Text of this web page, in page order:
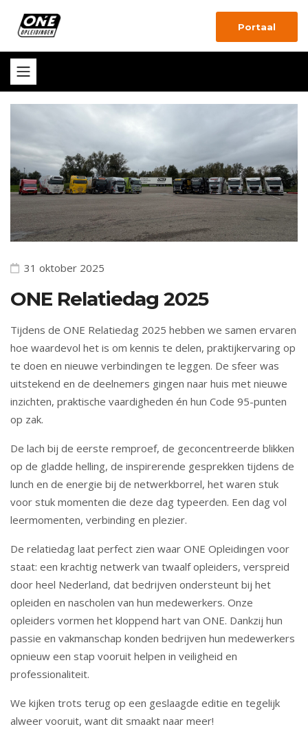
Portaal
31 oktober 2025
ONE Relatiedag 2025
Tijdens de ONE Relatiedag 2025 hebben we samen ervaren
hoe waardevol het is om kennis te delen, praktijkervaring op
te doen en nieuwe verbindingen te leggen. De sfeer was
uitstekend en de deelnemers gingen naar huis met nieuwe
inzichten, praktische vaardigheden én hun Code 95-punten
op zak.
De lach bij de eerste remproef, de geconcentreerde blikken
op de gladde helling, de inspirerende gesprekken tijdens de
lunch en de energie bij de netwerkborrel, het waren stuk
voor stuk momenten die deze dag typeerden. Een dag vol
leermomenten, verbinding en plezier.
De relatiedag laat perfect zien waar ONE Opleidingen voor
staat: een krachtig netwerk van twaalf opleiders, verspreid
door heel Nederland, dat bedrijven ondersteunt bij het
opleiden en nascholen van hun medewerkers. Onze
opleiders vormen het kloppend hart van ONE. Dankzij hun
passie en vakmanschap konden bedrijven hun medewerkers
opnieuw een stap vooruit helpen in veiligheid en
professionaliteit.
We kijken trots terug op een geslaagde editie en tegelijk
alweer vooruit, want dit smaakt naar meer!